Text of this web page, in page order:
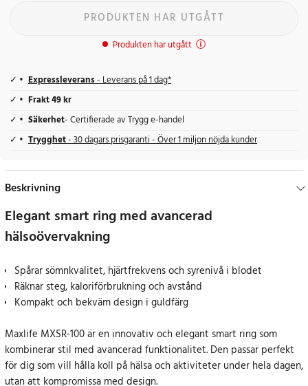
PRODUKTEN HAR UTGÅTT
Produkten har utgått
Expressleverans- Leverans på 1 dag*
Frakt 49 kr
Säkerhet- Certifierade av Trygg e-handel
Trygghet- 30 dagars prisgaranti - Över 1 miljon nöjda kunder
Beskrivning
Elegant smart ring med avancerad
hälsoövervakning
Spårar sömnkvalitet, hjärtfrekvens och syrenivå i blodet
Räknar steg, kaloriförbrukning och avstånd
Kompakt och bekväm design i guldfärg
Maxlife MXSR-100 är en innovativ och elegant smart ring som
kombinerar stil med avancerad funktionalitet. Den passar perfekt
för dig som vill hålla koll på hälsa och aktiviteter under hela dagen,
utan att kompromissa med design.